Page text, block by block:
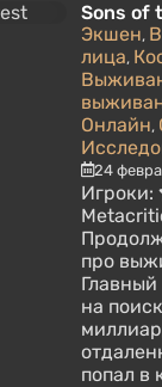
Sons of
Экшен,
лица,
Онлайн,
24
Игроки:
про
на
попал в